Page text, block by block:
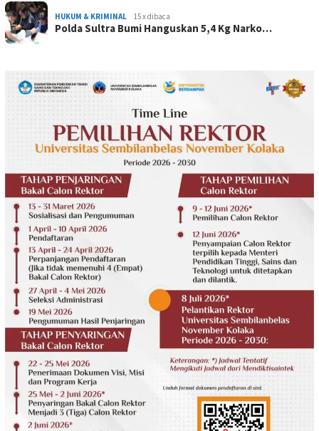
HUKUM & KRIMINAL 15 x dibaca
Polda Sultra Bumi Hanguskan 5,4 Kg Narko…